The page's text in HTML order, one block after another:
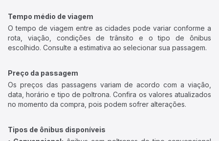
Tempo médio de viagem
O tempo de viagem entre as cidades pode variar conforme a
rota, viação, condições de trânsito e o tipo de ônibus
escolhido. Consulte a estimativa ao selecionar sua passagem.
Preço da passagem
Os preços das passagens variam de acordo com a viação,
data, horário e tipo de poltrona. Confira os valores atualizados
no momento da compra, pois podem sofrer alterações.
Tipos de ônibus disponíveis